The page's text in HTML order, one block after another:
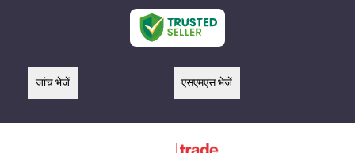
जांच भेजें एसएमएस भेजें